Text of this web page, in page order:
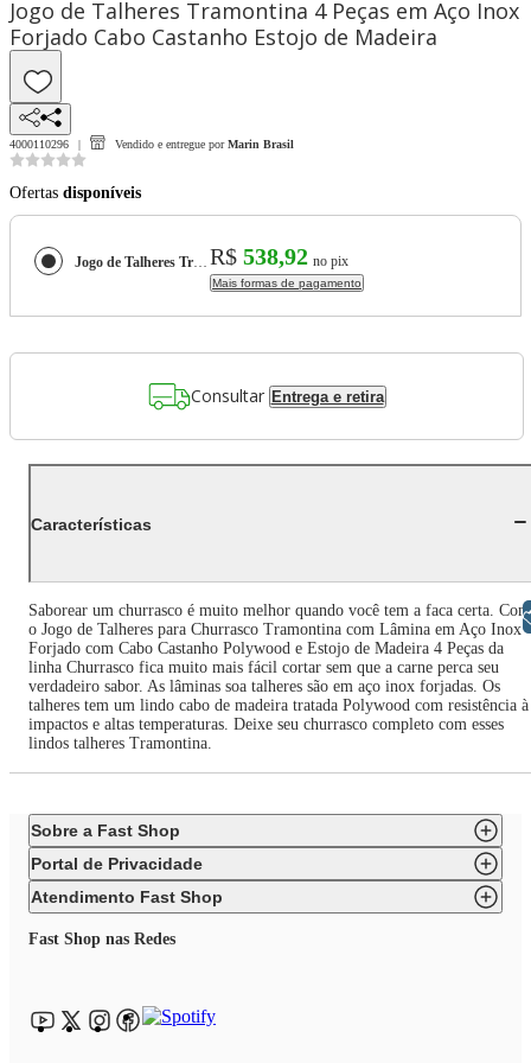
Jogo de Talheres Tramontina 4 Peças em Aço Inox
Forjado Cabo Castanho Estojo de Madeira
4000110296 Vendido e entregue por Marin Brasil
Ofertas disponíveis
Jogo de Talheres Tramontina 4 Peças em Aço Inox Forjado Cabo Castanho Estojo de Madeira R$ 538,92 no pix
Mais formas de pagamento
Consultar Entrega e retira
Características
Saborear um churrasco é muito melhor quando você tem a faca certa. Com
o Jogo de Talheres para Churrasco Tramontina com Lâmina em Aço Inox
Forjado com Cabo Castanho Polywood e Estojo de Madeira 4 Peças da
linha Churrasco fica muito mais fácil cortar sem que a carne perca seu
verdadeiro sabor. As lâminas soa talheres são em aço inox forjadas. Os
talheres tem um lindo cabo de madeira tratada Polywood com resistência à
impactos e altas temperaturas. Deixe seu churrasco completo com esses
lindos talheres Tramontina.
Sobre a Fast Shop
Portal de Privacidade
Atendimento Fast Shop
Fast Shop nas Redes
Libras